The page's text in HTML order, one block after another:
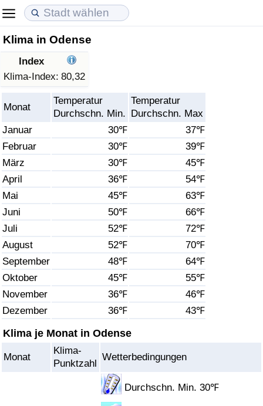
Klima in Odense
Index
Klima-Index: 80,32
Monat
Temperatur
Durchschn. Min.
Temperatur
Durchschn. Max
Januar
30℉
37℉
Februar
30℉
39℉
März
30℉
45℉
April
36℉
54℉
Mai
45℉
63℉
Juni
50℉
66℉
Juli
52℉
72℉
August
52℉
70℉
September
48℉
64℉
Oktober
45℉
55℉
November
36℉
46℉
Dezember
36℉ 43℉
Klima je Monat in Odense
Monat
Klima-
Punktzahl
Wetterbedingungen
Durchschn. Min. 30℉
Lebenshaltungskosten
Lebenshaltungskosten-Index (aktuell)
Lebenshaltungskosten-Index
Lebenshaltungskosten-Index nach Land
in Akaba
Immobilienpreise
Immobilienpreis-Index (aktuell)
Immobilienpreis-Index
Immobilienpreis-Index nach Land
Lebensqualität
Lebensqualität-Index
Lebensqualität-Index (aktuell)
Lebensqualitätsindex nach Land
Kriminalität
Kriminalitäts-Index (aktuell)
Kriminalitäts-Index
Kriminalitätsindex nach Land
Gesundheitsversorgung
Gesundheitsversorgungs-Index (aktuell)
Gesundheitsversorgungs-Index nach Land
Umweltverschmutzung